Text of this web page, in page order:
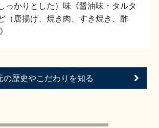
っかりとした）味《醤油味・タルタ
（唐揚げ、焼き肉、すき焼き、酢
の歴史やこだわりを知る